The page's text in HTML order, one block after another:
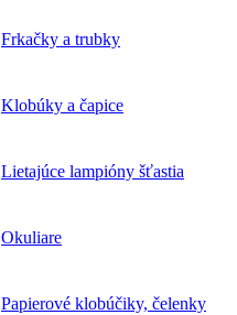
Frkačky a trubky
Klobúky a čapice
Lietajúce lampióny šťastia
Okuliare
Papierové klobúčiky, čelenky